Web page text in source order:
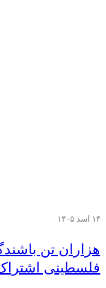
۱۴ اسد ۱۴۰۵
فلسطینی